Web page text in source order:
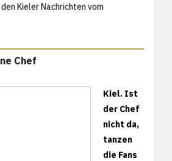
Kieler Nachrichten vom
Chef
Kiel. Ist
der Chef
nicht da,
tanzen
die Fans